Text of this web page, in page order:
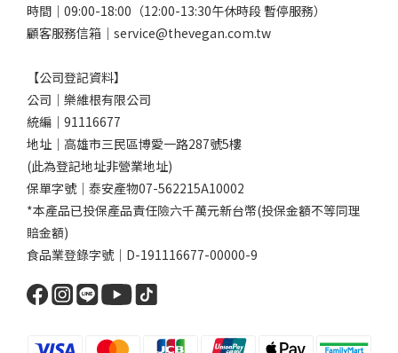
時間｜09:00-18:00（12:00-13:30午休時段 暫停服務）
顧客服務信箱｜service@thevegan.com.tw
【公司登記資料】
公司｜樂維根有限公司
統編｜91116677
地址｜高雄市三民區博愛一路287號5樓
(此為登記地址非營業地址)
保單字號｜泰安產物07-562215A10002
*本產品已投保產品責任險六千萬元新台幣(投保金額不等同理
賠金額)
食品業登錄字號｜D-191116677-00000-9